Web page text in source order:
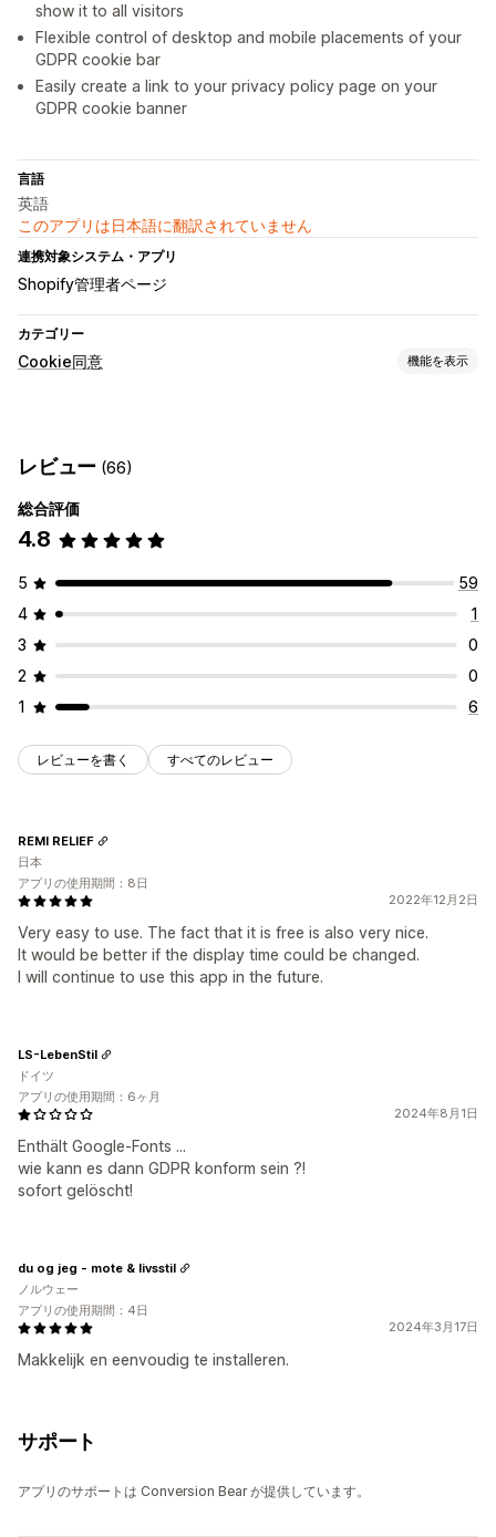
show it to all visitors
Flexible control of desktop and mobile placements of your
GDPR cookie bar
Easily create a link to your privacy policy page on your
GDPR cookie banner
言語
英語
このアプリは日本語に翻訳されていません
連携対象システム・アプリ
Shopify管理者ページ
カテゴリー
Cookie同意 機能を表示
アクセシビリティのコンプライアンス
レビュー (66)
総合評価
4.8
5
59
4
1
3
0
2
0
1
6
レビューを書く すべてのレビュー
2022年12月2日
Very easy to use. The fact that it is free is also very nice.
It would be better if the display time could be changed.
I will continue to use this app in the future.
REMI RELIEF
日本
アプリの使用期間：8日
2024年8月1日
Enthält Google-Fonts ...
wie kann es dann GDPR konform sein ?!
sofort gelöscht!
LS-LebenStil
ドイツ
アプリの使用期間：6ヶ月
2024年3月17日
Makkelijk en eenvoudig te installeren.
du og jeg - mote & livsstil
ノルウェー
アプリの使用期間：4日
サポート
アプリのサポートは Conversion Bear が提供しています。